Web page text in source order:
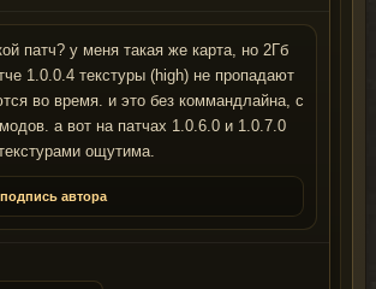
патч? у меня такая же карта, но 2Гб
1.0.0.4 текстуры (high) не пропадают
во время. и это без коммандлайна, с
а вот на патчах 1.0.6.0 и 1.0.7.0
ощутима.
автора